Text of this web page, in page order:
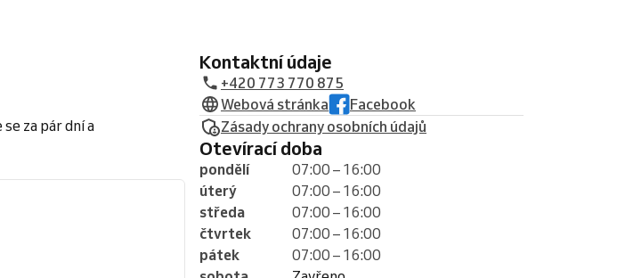
za pár dní a
Kontaktní údaje
+420 773 770 875
Webová stránka
Facebook
Zásady ochrany osobních údajů
Otevírací doba
pondělí
07:00 – 16:00
úterý
07:00 – 16:00
středa
07:00 – 16:00
čtvrtek
07:00 – 16:00
pátek
07:00 – 16:00